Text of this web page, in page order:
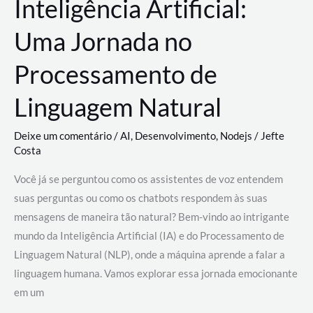
Inteligência Artificial:
Uma Jornada no
Processamento de
Linguagem Natural
Deixe um comentário/AI, Desenvolvimento, Nodejs / Jefte
Costa
Você já se perguntou como os assistentes de voz entendem
suas perguntas ou como os chatbots respondem às suas
mensagens de maneira tão natural? Bem-vindo ao intrigante
mundo da Inteligência Artificial (IA) e do Processamento de
Linguagem Natural (NLP), onde a máquina aprende a falar a
linguagem humana. Vamos explorar essa jornada emocionante
em um